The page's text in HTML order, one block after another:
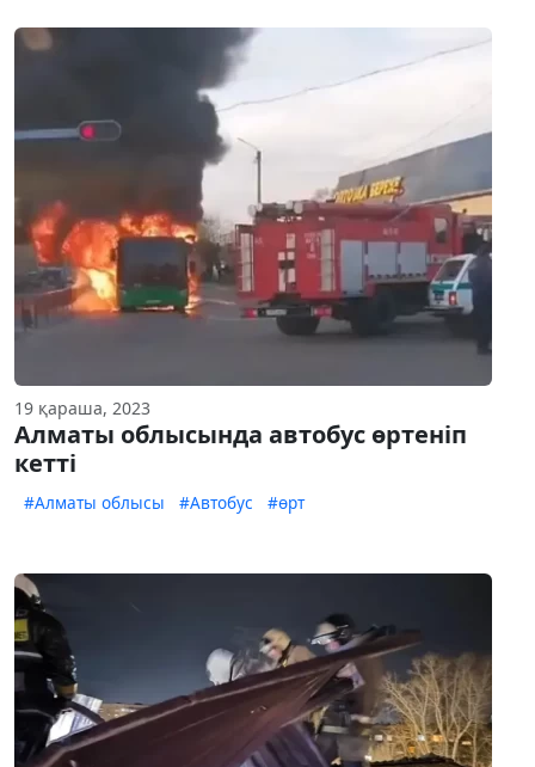
19 қараша, 2023
Алматы облысында автобус өртеніп
кетті
#Алматы облысы #Автобус #өрт